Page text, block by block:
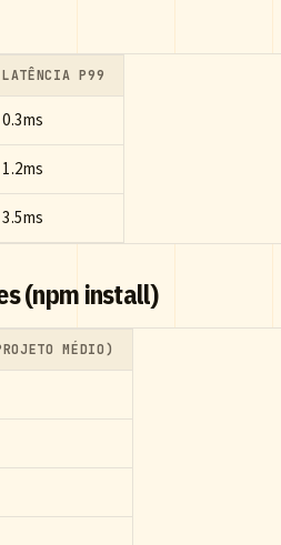
LATÊNCIA P99
0.3ms
1.2ms
3.5ms
(npm install)
MÉDIO)